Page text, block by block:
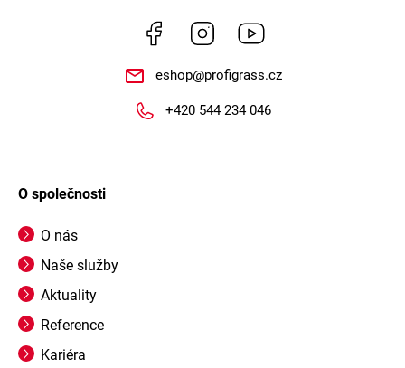
Facebook Instagram
eshop@profigrass.cz
+420 544 234 046
O společnosti
O nás
Naše služby
Aktuality
Reference
Kariéra